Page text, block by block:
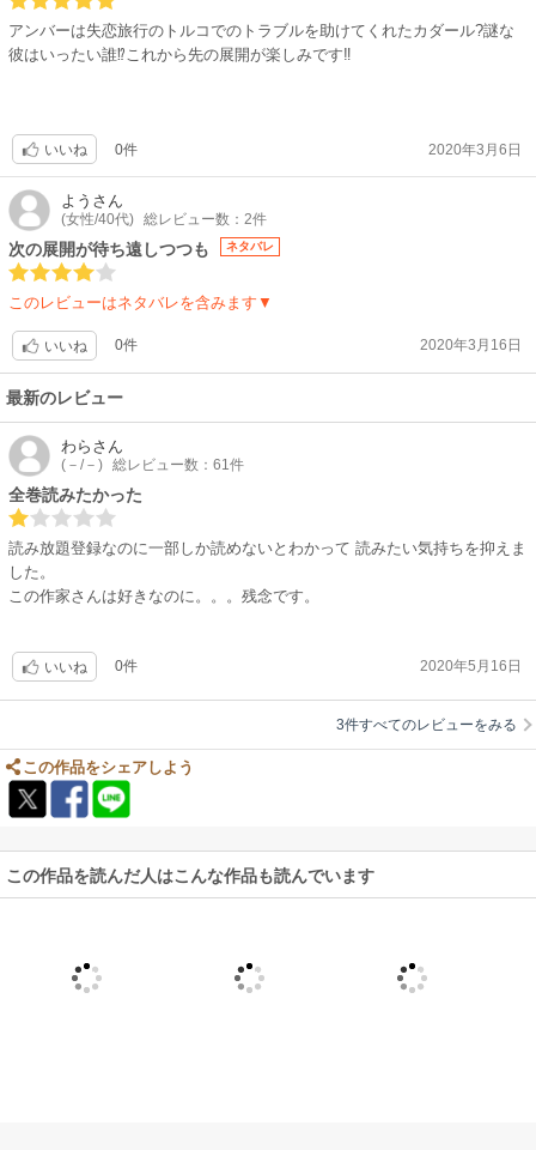
アンバーは失恋旅行のトルコでのトラブルを助けてくれたカダール?謎な
彼はいったい誰⁉これから先の展開が楽しみです‼
いいね 0件 2020年3月6日
よう さん
(女性/40代) 総レビュー数：2件
次の展開が待ち遠しつつも ネタバレ
このレビューはネタバレを含みます▼
いいね 0件 2020年3月16日
最新のレビュー
わら さん
(－/－) 総レビュー数：61件
全巻読みたかった
読み放題登録なのに一部しか読めないとわかって 読みたい気持ちを抑えま
した。
この作家さんは好きなのに。。。残念です。
いいね 0件 2020年5月16日
3件すべてのレビューをみる
この作品をシェアしよう
この作品を読んだ人はこんな作品も読んでいます